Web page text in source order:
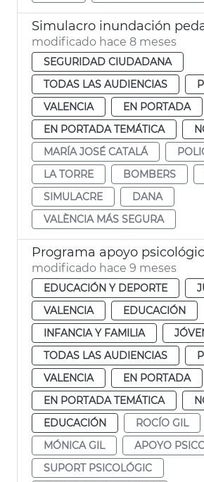
modificado hace 8 meses
SEGURIDAD CIUDADANA
TODAS LAS AUDIENCIAS
VALENCIA
EN PORTADA
EN PORTADA TEMÁTICA
MARÍA JOSÉ CATALÁ
LA TORRE
BOMBERS
SIMULACRE
DANA
VALÈNCIA MÁS SEGURA
modificado hace 9 meses
EDUCACIÓN Y DEPORTE
VALENCIA
EDUCACIÓN
INFANCIA Y FAMILIA
TODAS LAS AUDIENCIAS
VALENCIA
EN PORTADA
EN PORTADA TEMÁTICA
EDUCACIÓN
ROCÍO GIL
MÓNICA GIL
APOYO
SUPORT PSICOLÓGIC